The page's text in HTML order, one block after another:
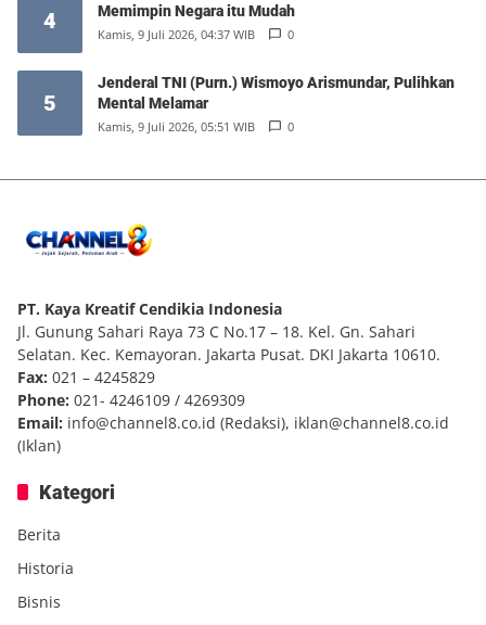
4 Memimpin Negara itu Mudah
Kamis, 9 Juli 2026, 04:37 WIB 0
5
Jenderal TNI (Purn.) Wismoyo Arismundar, Pulihkan
Mental Melamar
Kamis, 9 Juli 2026, 05:51 WIB 0
PT. Kaya Kreatif Cendikia Indonesia
Jl. Gunung Sahari Raya 73 C No.17 – 18. Kel. Gn. Sahari
Selatan. Kec. Kemayoran. Jakarta Pusat. DKI Jakarta 10610.
Fax: 021 – 4245829
Phone: 021- 4246109 / 4269309
Email: info@channel8.co.id (Redaksi), iklan@channel8.co.id
(Iklan)
Kategori
Berita
Historia
Bisnis